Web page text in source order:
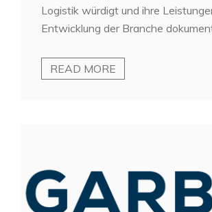
Logistik würdigt und ihre
Entwicklung der Branche
READ MORE